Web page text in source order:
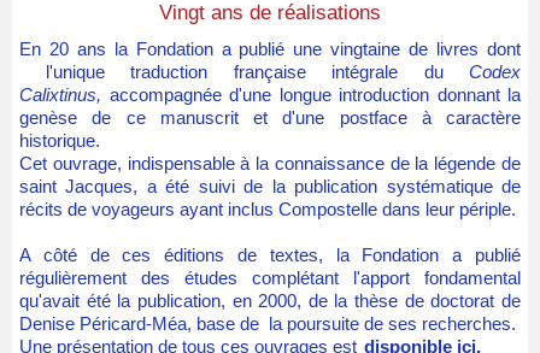
Vingt ans de réalisations
En 20 ans la Fondation a publié une vingtaine de livres dont
l'unique traduction française intégrale du Codex
Calixtinus, accompagnée d'une longue introduction donnant la
genèse de ce manuscrit et d'une postface à caractère
historique.
Cet ouvrage, indispensable à la connaissance de la légende de
saint Jacques, a été suivi de la publication systématique de
récits de voyageurs ayant inclus Compostelle dans leur périple.
A côté de ces éditions de textes, la Fondation a publié
régulièrement des études complétant l'apport fondamental
qu'avait été la publication, en 2000, de la thèse de doctorat de
Denise Péricard-Méa, base de la poursuite de ses recherches.
Une présentation de tous ces ouvrages est disponible ici.